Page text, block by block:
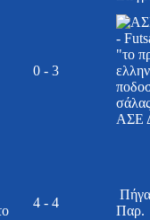
0 - 3
ΑΣΕ
4 - 4
Παρ.